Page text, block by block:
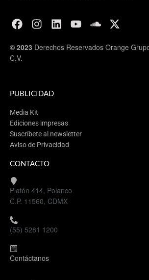
© 2023 Derechos Reservados Orange
C.V.
PUBLICIDAD
Media Kit
Ediciones impresas
Suscríbete al newsletter
Aviso de Privacidad
CONTACTO
Platón 414, Polanco
C.P. 11560, CDMX
(55) 5281 1200
Contáctanos